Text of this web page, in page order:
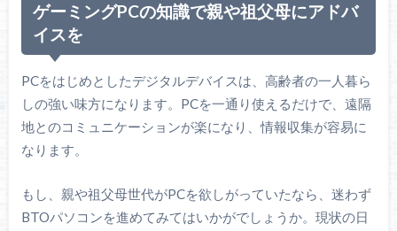
ゲーミングPCの知識で親や祖父母にアドバ
イスを
PCをはじめとしたデジタルデバイスは、高齢者の一人暮ら
しの強い味方になります。PCを一通り使えるだけで、遠隔
地とのコミュニケーションが楽になり、情報収集が容易に
なります。
もし、親や祖父母世代がPCを欲しがっていたなら、迷わず
BTOパソコンを進めてみてはいかがでしょうか。現状の日